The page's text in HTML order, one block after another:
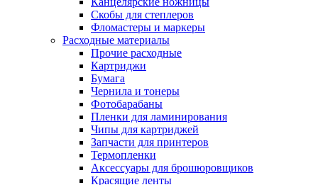
Скобы для степлеров
Фломастеры и маркеры
Расходные материалы
Прочие расходные
Картриджи
Бумага
Чернила и тонеры
Фотобарабаны
Пленки для ламинирования
Чипы для картриджей
Запчасти для принтеров
Термопленки
Аксессуары для брошюровщиков
Красящие ленты